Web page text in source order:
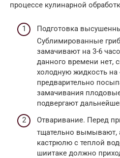
процессе кулинарной
Подготовка
Сублимированные
замачивают на 3-6
данного времени нет,
холодную жидкость на
предварительно
замачивания
подвергают
Отваривание. Перед
тщательно вымывают,
кастрюлю с теплой
шиитаке должно